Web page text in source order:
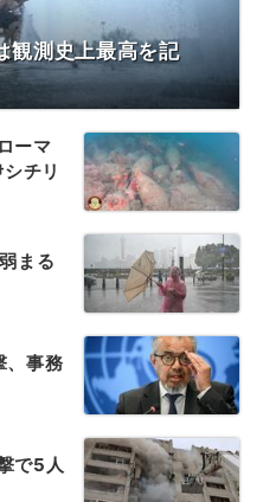
観測史上最高を記
ーマ
チリ
まる
、事務
で5人